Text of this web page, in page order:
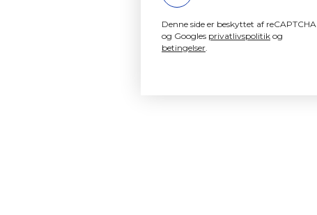
Denne side er beskyttet af reCAPTCHA
og Googles privatlivspolitik og
betingelser.